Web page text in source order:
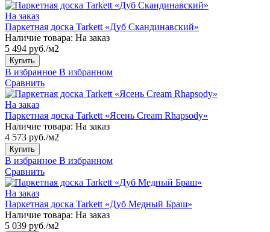
На заказ
Паркетная доска Tarkett «Дуб Скандинавский»
Наличие товара: На заказ
5 494 руб./м2
Купить
В избранное В избранном
Сравнить
На заказ
Паркетная доска Tarkett «Ясень Cream Rhapsody»
Наличие товара: На заказ
4 573 руб./м2
Купить
В избранное В избранном
Сравнить
На заказ
Паркетная доска Tarkett «Дуб Медный Браш»
Наличие товара: На заказ
5 039 руб./м2